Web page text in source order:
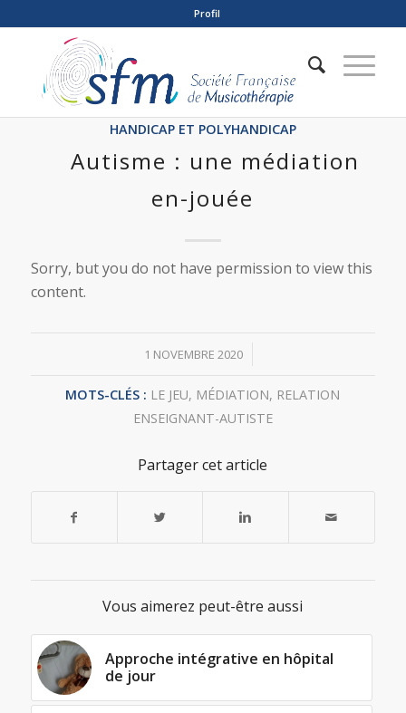
Profil
HANDICAP ET POLYHANDICAP
Autisme : une médiation
en-jouée
Sorry, but you do not have permission to view this
content.
1 NOVEMBRE 2020
/
MOTS-CLÉS : LE JEU, MÉDIATION, RELATION
ENSEIGNANT-AUTISTE
Partager cet article
Vous aimerez peut-être aussi
Approche intégrative en hôpital
de jour